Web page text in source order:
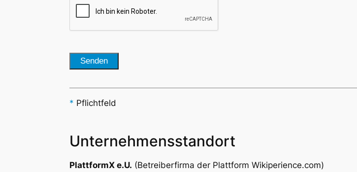
* Pflichtfeld
Unter­neh­mens­stand­ort
Platt­for­mX e.U. (Betrei­ber­fir­ma der Platt­form Wikiperience.com)